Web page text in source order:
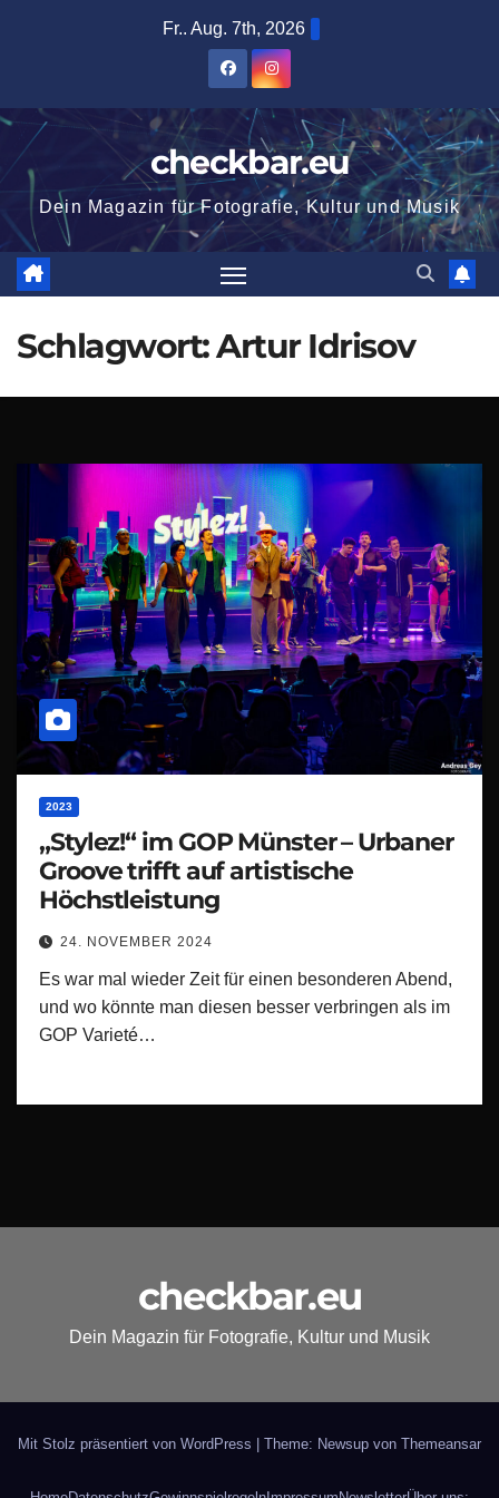
Fr.. Aug. 7th, 2026
checkbar.eu
Dein Magazin für Fotografie, Kultur und Musik
Schlagwort:Artur Idrisov
2023
„Stylez!“ im GOP Münster – Urbaner
Groove trifft auf artistische
Höchstleistung
24. NOVEMBER 2024
Es war mal wieder Zeit für einen besonderen Abend,
und wo könnte man diesen besser verbringen als im
GOP Varieté…
checkbar.eu
Dein Magazin für Fotografie, Kultur und Musik
Mit Stolz präsentiert von WordPress Theme: Newsup von Themeansar